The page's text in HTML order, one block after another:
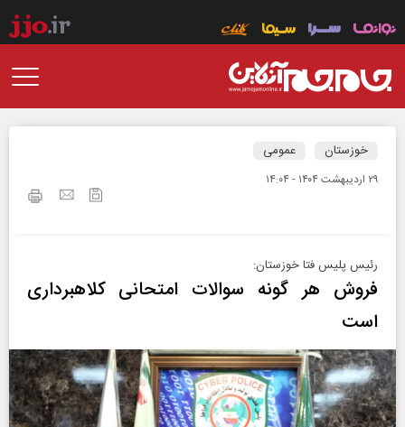
خوزستان عمومی
۲۹ ارديبهشت ۱۴۰۴ - ۱۴:۰۴
رئیس پلیس فتا خوزستان:
فروش هر گونه سوالات امتحانی کلاهبرداری
است